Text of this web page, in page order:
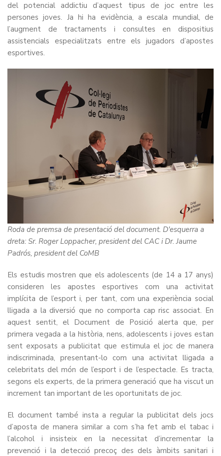
del potencial addictiu d’aquest tipus de joc entre les
persones joves. Ja hi ha evidència, a escala mundial, de
l’augment de tractaments i consultes en dispositius
assistencials especialitzats entre els jugadors d’apostes
esportives.
Roda de premsa de presentació del document. D'esquerra a
dreta: Sr. Roger Loppacher, president del CAC i Dr. Jaume
Padrós, president del CoMB
Els estudis mostren que els adolescents (de 14 a 17 anys)
consideren les apostes esportives com una activitat
implícita de l’esport i, per tant, com una experiència social
lligada a la diversió que no comporta cap risc associat. En
aquest sentit, el Document de Posició alerta que, per
primera vegada a la història, nens, adolescents i joves estan
sent exposats a publicitat que estimula el joc de manera
indiscriminada, presentant-lo com una activitat lligada a
celebritats del món de l’esport i de l’espectacle. Es tracta,
segons els experts, de la primera generació que ha viscut un
increment tan important de les oportunitats de joc.
El document també insta a regular la publicitat dels jocs
d’aposta de manera similar a com s’ha fet amb el tabac i
l’alcohol i insisteix en la necessitat d’incrementar la
prevenció i la detecció precoç des dels àmbits sanitari i